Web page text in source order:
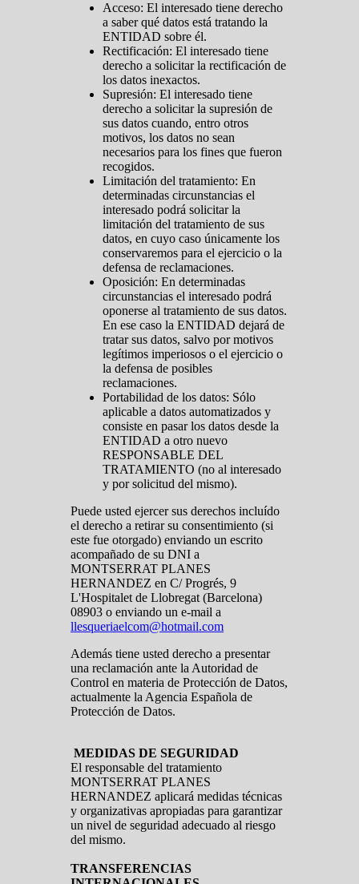
Acceso: El interesado tiene derecho
a saber qué datos está tratando la
ENTIDAD sobre él.
Rectificación: El interesado tiene
derecho a solicitar la rectificación de
los datos inexactos.
Supresión: El interesado tiene
derecho a solicitar la supresión de
sus datos cuando, entro otros
motivos, los datos no sean
necesarios para los fines que fueron
recogidos.
Limitación del tratamiento: En
determinadas circunstancias el
interesado podrá solicitar la
limitación del tratamiento de sus
datos, en cuyo caso únicamente los
conservaremos para el ejercicio o la
defensa de reclamaciones.
Oposición: En determinadas
circunstancias el interesado podrá
oponerse al tratamiento de sus datos.
En ese caso la ENTIDAD dejará de
tratar sus datos, salvo por motivos
legítimos imperiosos o el ejercicio o
la defensa de posibles
reclamaciones.
Portabilidad de los datos: Sólo
aplicable a datos automatizados y
consiste en pasar los datos desde la
ENTIDAD a otro nuevo
RESPONSABLE DEL
TRATAMIENTO (no al interesado
y por solicitud del mismo).
Puede usted ejercer sus derechos incluído
el derecho a retirar su consentimiento (si
este fue otorgado) enviando un escrito
acompañado de su DNI a
MONTSERRAT PLANES
HERNANDEZ en C/ Progrés, 9
L'Hospitalet de Llobregat (Barcelona)
08903 o enviando un e-mail a
llesqueriaelcom@hotmail.com
Además tiene usted derecho a presentar
una reclamación ante la Autoridad de
Control en materia de Protección de Datos,
actualmente la Agencia Española de
Protección de Datos.
MEDIDAS DE SEGURIDAD
El responsable del tratamiento
MONTSERRAT PLANES
HERNANDEZ aplicará medidas técnicas
y organizativas apropiadas para garantizar
un nivel de seguridad adecuado al riesgo
del mismo.
TRANSFERENCIAS